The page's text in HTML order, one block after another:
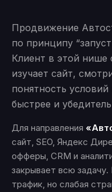
Продвижение
по принципу
Клиент в этой нише
изучает сайт,
понятность
быстрее и
Для направления
сайт, SEO, Яндекс
офферы, CRM и
закрывает всю
трафик, но слабая